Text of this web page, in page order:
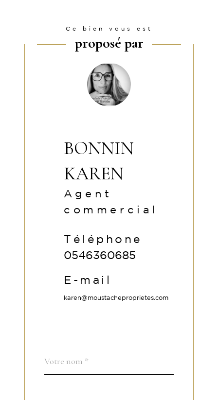
Ce bien vous est
proposé par
BONNIN
KAREN
Agent
commercial
Téléphone
0546360685
E-mail
karen@moustacheproprietes.com
*